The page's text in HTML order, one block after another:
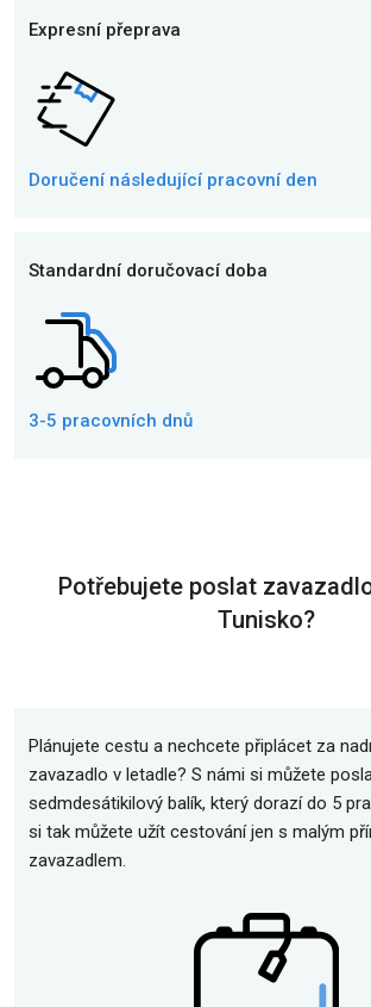
Expresní přeprava
Doručení následující pracovní den
Standardní doručovací doba
3-5 pracovních dnů
Potřebujete poslat
Tunisko?
Plánujete cestu a nechcete připlácet za
zavazadlo v letadle? S námi si můžete
sedmdesátikilový balík, který dorazí do 5
si tak můžete užít cestování jen s malým
zavazadlem.